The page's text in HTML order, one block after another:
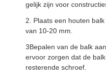
gelijk zijn voor
2. Plaats een houten
van 10-20 mm.
3Bepalen van de balk
ervoor zorgen dat de
resterende schroef.